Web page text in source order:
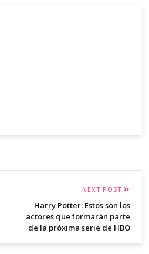
NEXT POST
Harry Potter: Estos son los
actores que formarán parte
de la próxima serie de HBO